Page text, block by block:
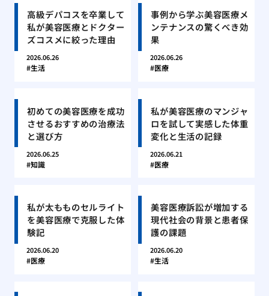
高級デパコスを卒業して
私が美容医療とドクター
ズコスメに絞った理由
2026.06.26
生活
事例から学ぶ美容医療メ
ンテナンスの驚くべき効
果
2026.06.26
医療
初めての美容医療を成功
させるおすすめの治療法
と選び方
2026.06.25
知識
私が美容医療のマンジャ
ロを試して実感した体重
変化と生活の記録
2026.06.21
医療
私が太もものセルライト
を美容医療で克服した体
験記
2026.06.20
医療
美容医療訴訟が増加する
現代社会の背景と患者保
護の課題
2026.06.20
生活